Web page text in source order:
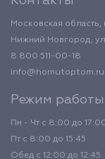
Московская область,
Нижний Новгород,
8 800 511-00-18
info@homutoptom.ru
Режим работы
Пн - Чт с 8:00 до
Пт с 8:00 до 15:45
Обед с 12:00 до 12:45